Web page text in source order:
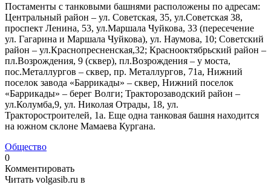
Постаменты с танковыми башнями расположены по адресам:
Центральный район – ул. Советская, 35, ул.Советская 38,
проспект Ленина, 53, ул.Маршала Чуйкова, 33 (пересечение
ул. Гагарина и Маршала Чуйкова), ул. Наумова, 10; Советский
район – ул.Краснопресненская,32; Краснооктябрьский район –
пл.Возрождения, 9 (сквер), пл.Возрождения – у моста,
пос.Металлургов – сквер, пр. Металлургов, 71а, Нижний
поселок завода «Баррикады» – сквер, Нижний поселок
«Баррикады» – берег Волги; Тракторозаводский район –
ул.Колумба,9, ул. Николая Отрады, 18, ул.
Тракторостроителей, 1а. Еще одна танковая башня находится
на южном склоне Мамаева Кургана.
Общество
0
Комментировать
Читать volgasib.ru в